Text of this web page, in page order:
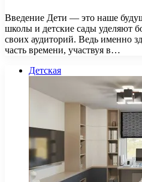
Введение Дети — это наше
школы и детские сады уделяют
своих аудиторий. Ведь именно
часть времени, участвуя в…
Детская